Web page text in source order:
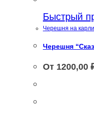
Быстрый
Черешня на
Черешня
От 1200,00